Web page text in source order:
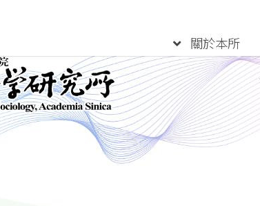
關於本所